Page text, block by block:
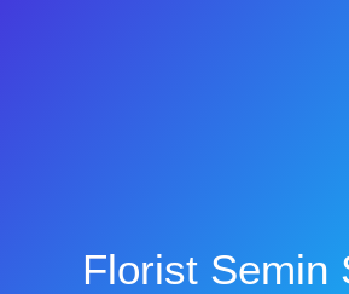
Florist Semin